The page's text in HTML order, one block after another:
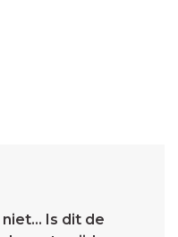
Is dit de